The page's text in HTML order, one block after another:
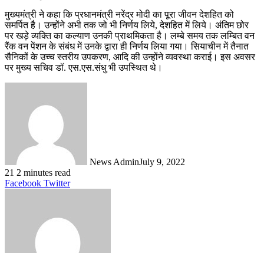
मुख्यमंत्री ने कहा कि प्रधानमंत्री नरेंद्र मोदी का पूरा जीवन देशहित को
समर्पित है। उन्होंने अभी तक जो भी निर्णय लिये, देशहित में लिये। अंतिम छोर
पर खड़े व्यक्ति का कल्याण उनकी प्राथमिकता है। लम्बे समय तक लम्बित वन
रैंक वन पेंशन के संबंध में उनके द्वारा ही निर्णय लिया गया। सियाचीन में तैनात
सैनिकों के उच्च स्तरीय उपकरण, आदि की उन्होंने व्यवस्था कराई। इस अवसर
पर मुख्य सचिव डॉ. एस.एस.संधु भी उपस्थित थे।
News AdminJuly 9, 2022
21 2 minutes read
Facebook TwitterLinkedIn
Tumblr
Pinterest
Reddit
VKontakte
Share
Print